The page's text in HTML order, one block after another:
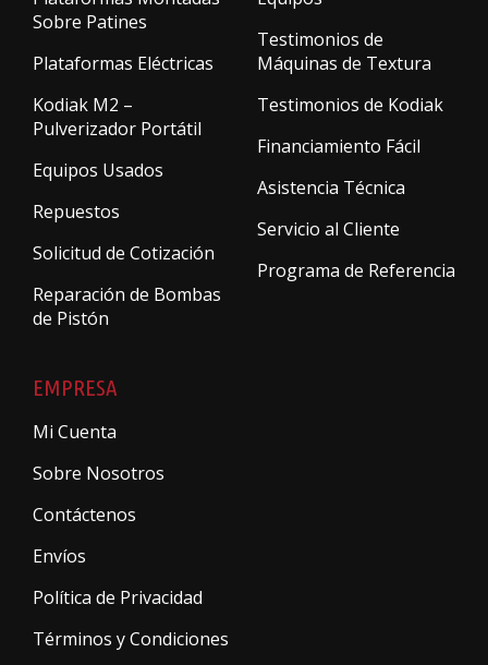
Sobre Patines
Plataformas Eléctricas
Kodiak M2 –
Pulverizador Portátil
Equipos Usados
Repuestos
Solicitud de Cotización
Reparación de Bombas
de Pistón
Testimonios de
Máquinas de Textura
Testimonios de Kodiak
Financiamiento Fácil
Asistencia Técnica
Servicio al Cliente
Programa de Referencia
EMPRESA
Mi Cuenta
Sobre Nosotros
Contáctenos
Envíos
Política de Privacidad
Términos y Condiciones